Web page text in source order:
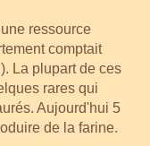
ressource
comptait
La plupart de ces
rares qui
Aujourd'hui 5
de la farine.